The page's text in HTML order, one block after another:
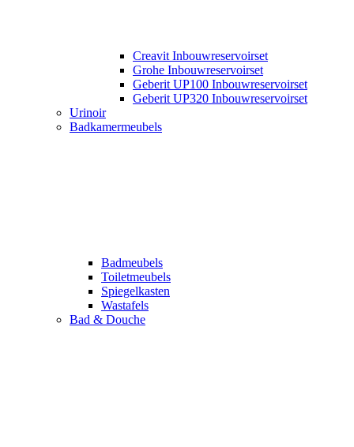
Creavit Inbouwreservoirset
Grohe Inbouwreservoirset
Geberit UP100 Inbouwreservoirset
Geberit UP320 Inbouwreservoirset
Urinoir
Badkamermeubels
Badmeubels
Toiletmeubels
Spiegelkasten
Wastafels
Bad & Douche